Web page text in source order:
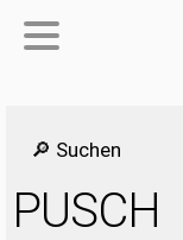
🔎 Suchen
PUSCH